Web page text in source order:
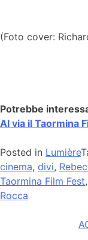
(Foto cover:
Potrebbe
Al via il Taormina
Posted in Lumière
cinema, divi,
Taormina Film Fest,
Rocca